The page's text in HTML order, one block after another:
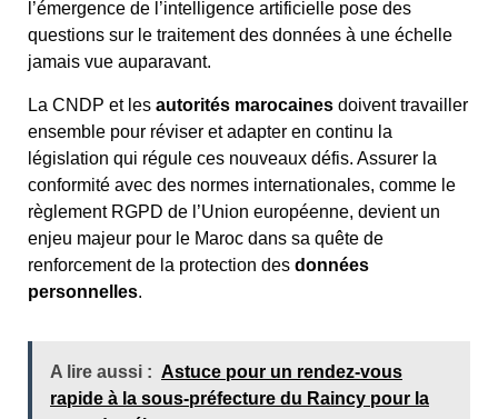
l’émergence de l’intelligence artificielle pose des
questions sur le traitement des données à une échelle
jamais vue auparavant.
La CNDP et les autorités marocaines doivent travailler
ensemble pour réviser et adapter en continu la
législation qui régule ces nouveaux défis. Assurer la
conformité avec des normes internationales, comme le
règlement RGPD de l’Union européenne, devient un
enjeu majeur pour le Maroc dans sa quête de
renforcement de la protection des données
personnelles.
A lire aussi : Astuce pour un rendez-vous
rapide à la sous-préfecture du Raincy pour la